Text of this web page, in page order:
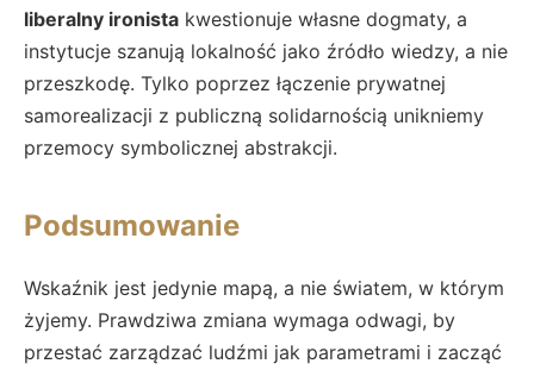
liberalny ironista kwestionuje własne dogmaty, a
instytucje szanują lokalność jako źródło wiedzy, a nie
przeszkodę. Tylko poprzez łączenie prywatnej
samorealizacji z publiczną solidarnością unikniemy
przemocy symbolicznej abstrakcji.
Podsumowanie
Wskaźnik jest jedynie mapą, a nie światem, w którym
żyjemy. Prawdziwa zmiana wymaga odwagi, by
przestać zarządzać ludźmi jak parametrami i zacząć